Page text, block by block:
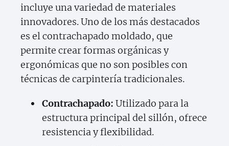
incluye una variedad de materiales
innovadores. Uno de los más destacados
es el contrachapado moldado, que
permite crear formas orgánicas y
ergonómicas que no son posibles con
técnicas de carpintería tradicionales.
Contrachapado: Utilizado para la
estructura principal del sillón, ofrece
resistencia y flexibilidad.